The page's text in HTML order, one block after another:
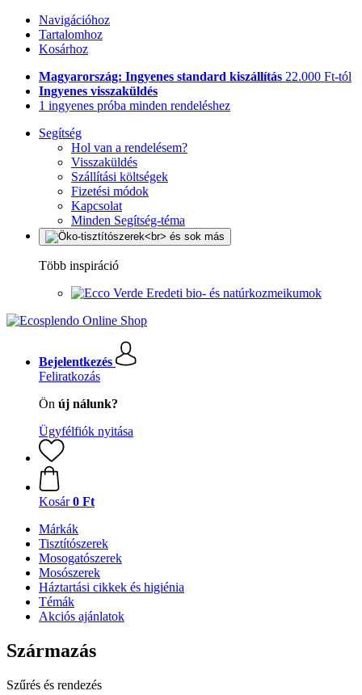
Navigációhoz
Tartalomhoz
Kosárhoz
Magyarország: Ingyenes standard kiszállítás 22.000 Ft-tól
Ingyenes visszaküldés
1 ingyenes próba minden rendeléshez
Segítség
Hol van a rendelésem?
Visszaküldés
Szállítási költségek
Fizetési módok
Kapcsolat
Minden Segítség-téma
Több inspiráció
Eredeti bio- és natúrkozmeikumok
Bejelentkezés
Feliratkozás
Ön új nálunk?
Ügyfélfiók nyitása
Kosár 0 Ft
Márkák
Tisztítószerek
Mosogatószerek
Mosószerek
Háztartási cikkek és higiénia
Témák
Akciós ajánlatok
Származás
Szűrés és rendezés